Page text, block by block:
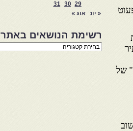
" של
29
30
31
« יונ
אוג »
רשימת הנושאים באתר
רשימת
הנושאים